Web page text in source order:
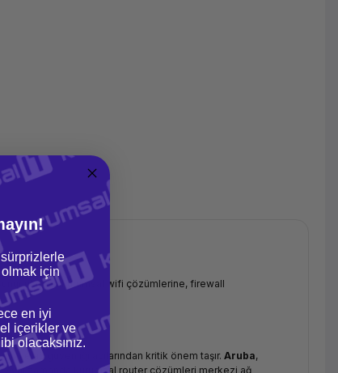
kurumsal wifi çözümlerine, firewall
ve ağ güvenliği açılarından kritik önem taşır. Aruba,
zamanda kurumsal router çözümleri merkezi ağ
için
en iyi
içerikler ve
olacaksınız.